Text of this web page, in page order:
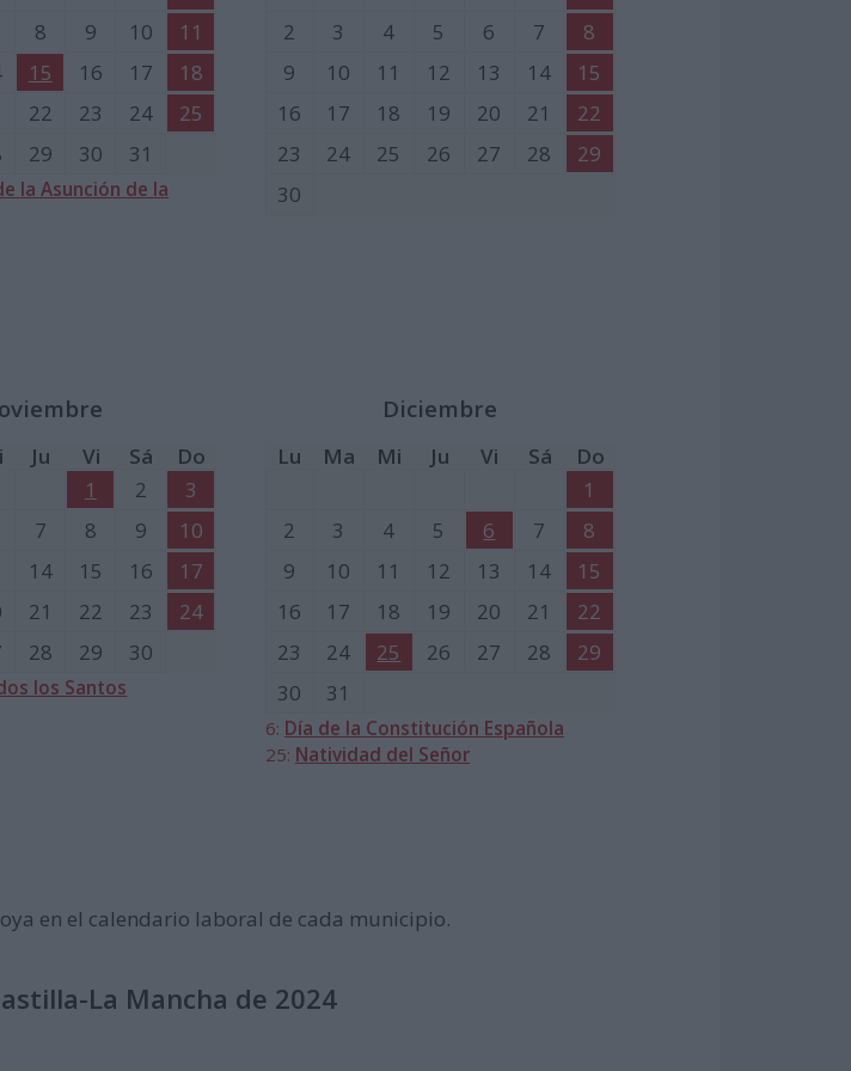
8 9 10
11
15 16 17
18
22 23 24
25
29 30 31
la Asunción de la
2
3 4 5 6 7
8
9
10 11 12 13 14
15
16
17 18 19 20 21
22
23
24 25 26 27 28
29
30
Ju Vi Sá
Do
1
2
3
7 8 9
10
14 15 16
17
21 22 23
24
28 29 30
los Santos
Diciembre
Lu Ma Mi Ju Vi Sá
Do
1
2
3 4 5 6 7
8
9
10 11 12 13 14
15
16
17 18 19 20 21
22
23
24 25 26 27 28
29
30
31
6: Día de la Constitución Española
25: Natividad del Señor
en el calendario laboral de cada municipio.
La Mancha de 2024